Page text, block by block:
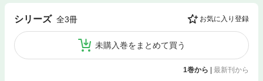
シリーズ 全3冊 お気に入り登録
未購入巻をまとめて買う
1巻から 最新刊から